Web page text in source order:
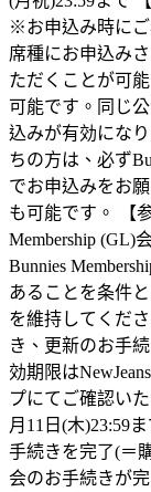
※お申込み時に
席種にお申込み
ただくことが可
可能です。同じ
込みが有効にな
ちの方は、必ず
でお申込みをお
も可能です。 【
Membership (GL)
Bunnies
あることを条件
を維持してくだ
き、更新のお手
効期限は
プにてご確認い
月11日(木)23:59
手続きを完了(＝
会のお手続きが